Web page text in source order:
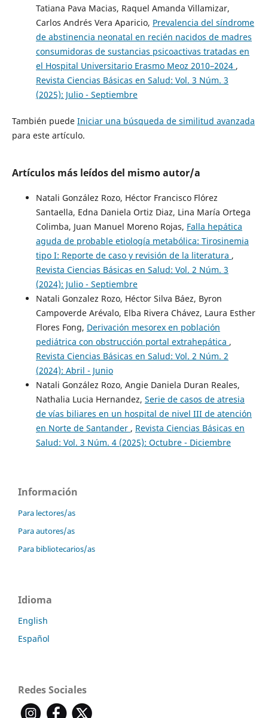
Tatiana Pava Macias, Raquel Amanda Villamizar,
Carlos Andrés Vera Aparicio, Prevalencia del síndrome
de abstinencia neonatal en recién nacidos de madres
consumidoras de sustancias psicoactivas tratadas en
el Hospital Universitario Erasmo Meoz 2010–2024 ,
Revista Ciencias Básicas en Salud: Vol. 3 Núm. 3
(2025): Julio - Septiembre
También puede Iniciar una búsqueda de similitud avanzada
para este artículo.
Artículos más leídos del mismo autor/a
Natali González Rozo, Héctor Francisco Flórez
Santaella, Edna Daniela Ortiz Diaz, Lina María Ortega
Colimba, Juan Manuel Moreno Rojas, Falla hepática
aguda de probable etiología metabólica: Tirosinemia
tipo I: Reporte de caso y revisión de la literatura ,
Revista Ciencias Básicas en Salud: Vol. 2 Núm. 3
(2024): Julio - Septiembre
Natali Gonzalez Rozo, Héctor Silva Báez, Byron
Campoverde Arévalo, Elba Rivera Chávez, Laura Esther
Flores Fong, Derivación mesorex en población
pediátrica con obstrucción portal extrahepática ,
Revista Ciencias Básicas en Salud: Vol. 2 Núm. 2
(2024): Abril - Junio
Natali González Rozo, Angie Daniela Duran Reales,
Nathalia Lucia Hernandez, Serie de casos de atresia
de vías biliares en un hospital de nivel III de atención
en Norte de Santander , Revista Ciencias Básicas en
Salud: Vol. 3 Núm. 4 (2025): Octubre - Diciembre
Información
Para lectores/as
Para autores/as
Para bibliotecarios/as
Idioma
English
Español
Redes Sociales